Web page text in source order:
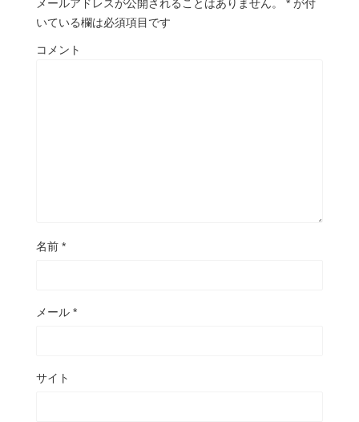
メールアドレスが公開されることはありません。 * が付
いている欄は必須項目です
コメント
名前 *
メール *
サイト